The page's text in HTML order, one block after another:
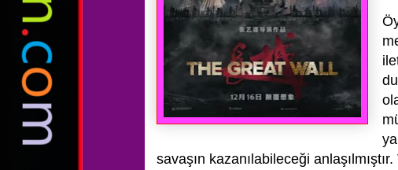
savaşın kazanılabileceği anlaşılmıştır.